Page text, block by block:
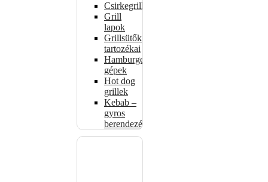
Csirkegrillek
Grill
lapok
Grillsütők
tartozékai
Hamburgerformázó
gépek
Hot dog
grillek
Kebab –
gyros
berendezés